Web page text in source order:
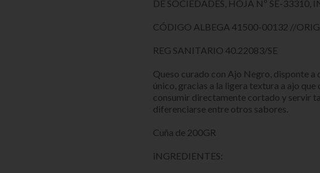
DE SOCIEDADES, HOJA Nº SE-33310,
CÓDIGO ALBEGA 41500-00132 //
REG SANITARIO 40.22083/SE
Queso curado con Ajo Negro, disponte
único, gracias a la ligera textura a ajo
consumir directamente cortado y servir
diferenciarse entre otros sabores.
Cuña de 200GR
iNGREDIENTES: